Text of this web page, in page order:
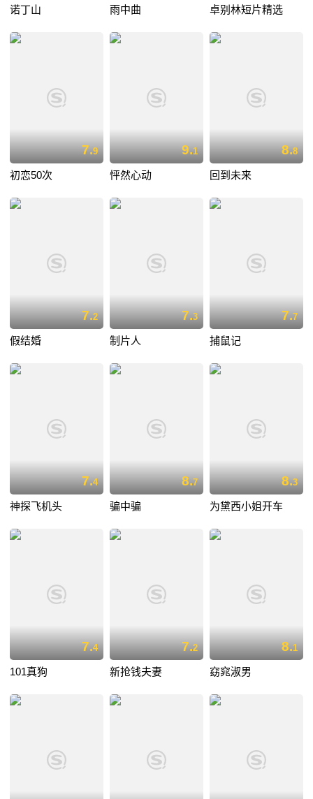
诺丁山 雨中曲 卓别林短片精选
7.9
初恋50次
9.1
怦然心动
8.8
回到未来
7.2
假结婚
7.3
制片人
7.7
捕鼠记
7.4
神探飞机头
8.7
骗中骗
8.3
为黛西小姐开车
7.4
101真狗
7.2
新抢钱夫妻
8.1
窈窕淑男